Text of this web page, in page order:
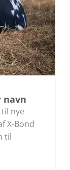
navn
nye
X-Bond
til